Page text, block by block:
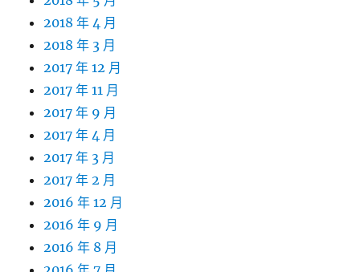
2018 年 4 月
2018 年 3 月
2017 年 12 月
2017 年 11 月
2017 年 9 月
2017 年 4 月
2017 年 3 月
2017 年 2 月
2016 年 12 月
2016 年 9 月
2016 年 8 月